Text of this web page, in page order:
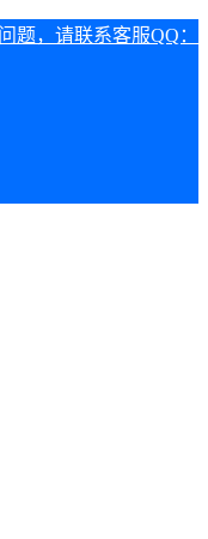
题，请联系客服QQ：